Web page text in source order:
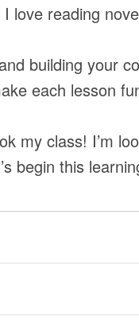
love reading
building your
each lesson
my class! I’m
begin this